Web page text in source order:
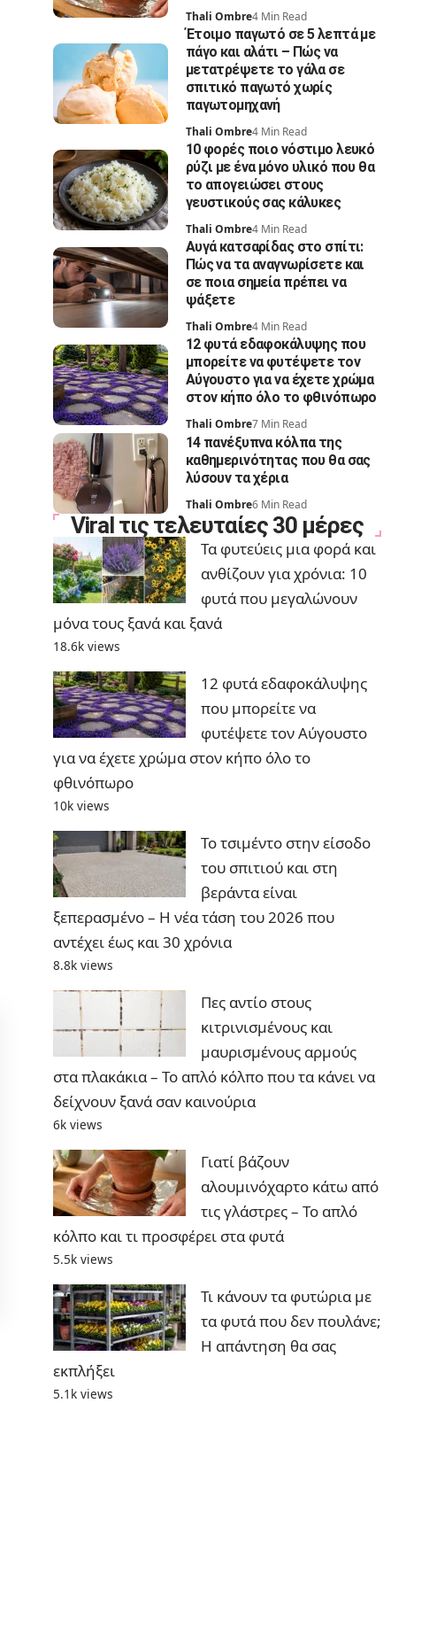
Thali Ombre4 Min Read
Έτοιμο παγωτό σε 5 λεπτά με
πάγο και αλάτι – Πώς να
μετατρέψετε το γάλα σε
σπιτικό παγωτό χωρίς
παγωτομηχανή
Thali Ombre4 Min Read
10 φορές ποιο νόστιμο λευκό
ρύζι με ένα μόνο υλικό που θα
το απογειώσει στους
γευστικούς σας κάλυκες
Thali Ombre4 Min Read
Αυγά κατσαρίδας στο σπίτι:
Πώς να τα αναγνωρίσετε και
σε ποια σημεία πρέπει να
ψάξετε
Thali Ombre4 Min Read
12 φυτά εδαφοκάλυψης που
μπορείτε να φυτέψετε τον
Αύγουστο για να έχετε χρώμα
στον κήπο όλο το φθινόπωρο
Thali Ombre7 Min Read
14 πανέξυπνα κόλπα της
καθημερινότητας που θα σας
λύσουν τα χέρια
Thali Ombre6 Min Read
Viral τις τελευταίες 30 μέρες
Τα φυτεύεις μια φορά και
ανθίζουν για χρόνια: 10
φυτά που μεγαλώνουν
μόνα τους ξανά και ξανά
18.6k views
12 φυτά εδαφοκάλυψης
που μπορείτε να
φυτέψετε τον Αύγουστο
για να έχετε χρώμα στον κήπο όλο το
φθινόπωρο
10k views
Το τσιμέντο στην είσοδο
του σπιτιού και στη
βεράντα είναι
ξεπερασμένο – Η νέα τάση του 2026 που
αντέχει έως και 30 χρόνια
8.8k views
Πες αντίο στους
κιτρινισμένους και
μαυρισμένους αρμούς
στα πλακάκια – Το απλό κόλπο που τα κάνει να
δείχνουν ξανά σαν καινούρια
6k views
Γιατί βάζουν
αλουμινόχαρτο κάτω από
τις γλάστρες – Το απλό
κόλπο και τι προσφέρει στα φυτά
5.5k views
Τι κάνουν τα φυτώρια με
τα φυτά που δεν πουλάνε;
Η απάντηση θα σας
εκπλήξει
5.1k views